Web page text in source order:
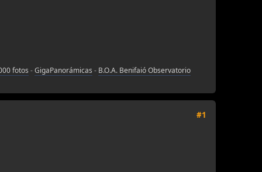
fotos -GigaPanorámicas - B.O.A. Benifaió Observatorio
#1